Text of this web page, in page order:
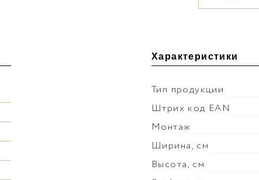
Характеристики
Тип продукции
Штрих код EAN
Монтаж
Ширина, см
Высота, см